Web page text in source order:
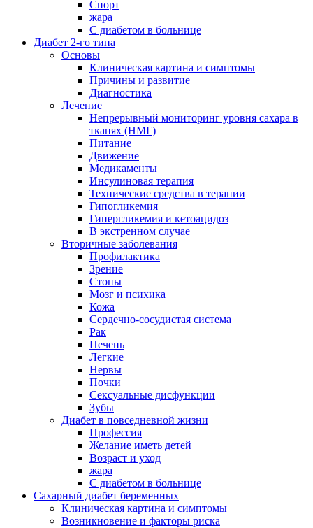
Спорт
жара
С диабетом в больнице
Диабет 2-го типа
Основы
Клиническая картина и симптомы
Причины и развитие
Диагностика
Лечение
Непрерывный мониторинг уровня сахара в
тканях (НМГ)
Питание
Движение
Медикаменты
Инсулиновая терапия
Технические средства в терапии
Гипогликемия
Гипергликемия и кетоацидоз
В экстренном случае
Вторичные заболевания
Профилактика
Зрение
Стопы
Мозг и психика
Кожа
Сердечно-сосудистая система
Рак
Печень
Легкие
Нервы
Почки
Сексуальные дисфункции
Зубы
Диабет в повседневной жизни
Профессия
Желание иметь детей
Возраст и уход
жара
С диабетом в больнице
Сахарный диабет беременных
Клиническая картина и симптомы
Возникновение и факторы риска